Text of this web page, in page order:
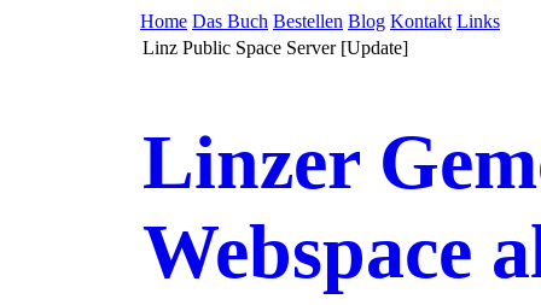
Home Das Buch Bestellen Blog Kontakt Links
Linz Public Space Server [Update]
Linzer
Webspace